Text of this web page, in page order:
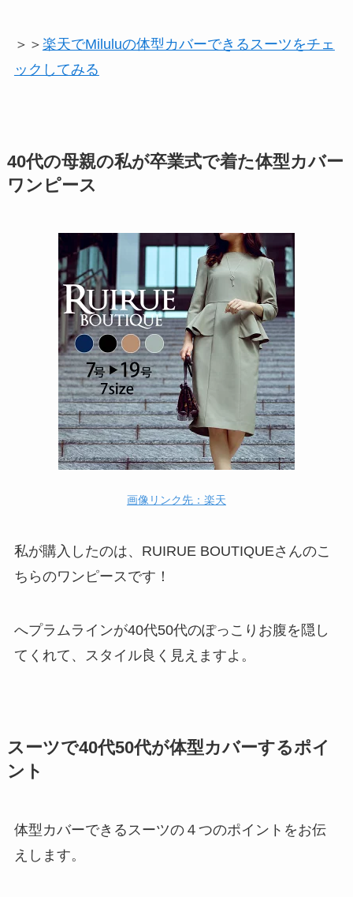
＞＞ 楽天でMiluluの体型カバーできるスーツをチェ
ックしてみる
40代の母親の私が卒業式で着た体型カバー
ワンピース
画像リンク先：楽天
私が購入したのは、RUIRUE BOUTIQUEさんのこ
ちらのワンピースです！
へプラムラインが40代50代のぽっこりお腹を隠し
てくれて、スタイル良く見えますよ。
スーツで40代50代が体型カバーするポイ
ント
体型カバーできるスーツの４つのポイントをお伝
えします。